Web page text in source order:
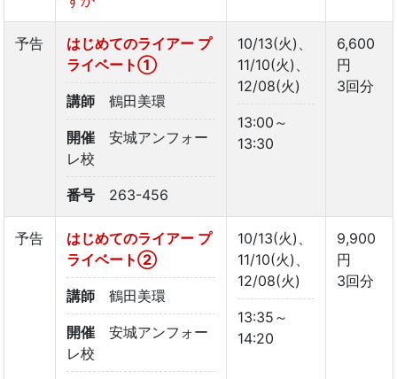
予告
はじめてのライアー プ
ライベート①
講師 鶴田美環
開催
安城アンフォー
レ校
番号 263-456
10/13(火)、
11/10(火)、
12/08(火)
13:00～
13:30
6,600
円
3回分
予告
はじめてのライアー プ
ライベート➁
講師 鶴田美環
開催
安城アンフォー
レ校
10/13(火)、
11/10(火)、
12/08(火)
13:35～
14:20
9,900
円
3回分